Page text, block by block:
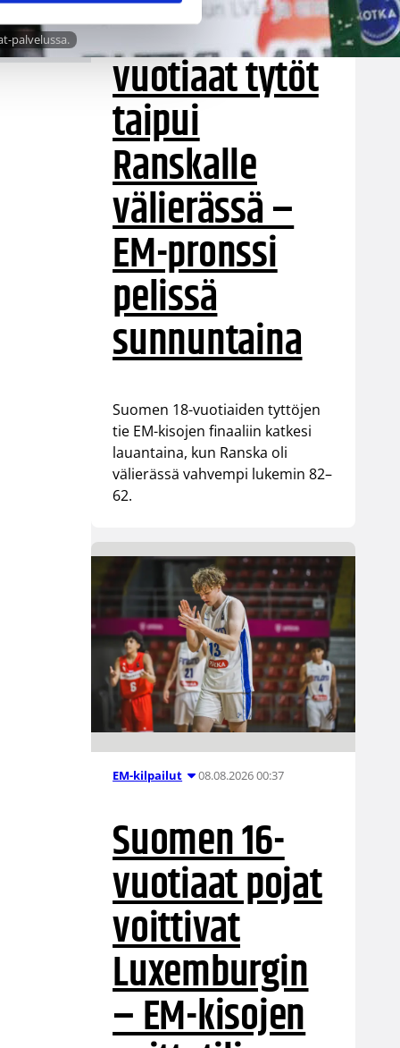
palvelussa. Suomen 18-
vuotiaat tytöt
taipui
Ranskalle
välierässä –
EM-pronssi
pelissä
sunnuntaina
Suomen 18-vuotiaiden tyttöjen
tie EM-kisojen finaaliin katkesi
lauantaina, kun Ranska oli
välierässä vahvempi lukemin 82–
62.
EM-kilpailut 08.08.2026 00:37
Suomen 16-
vuotiaat pojat
voittivat
Luxemburgin
– EM-kisojen